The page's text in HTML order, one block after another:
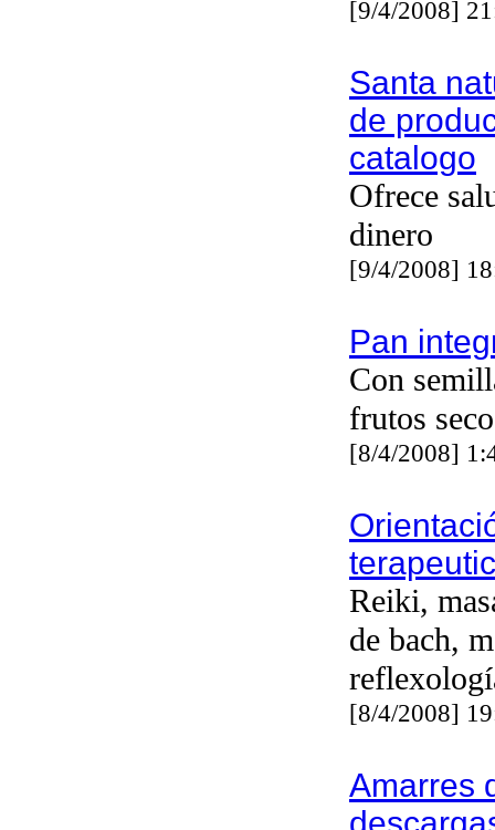
[9/4/2008]
Santa
de
catalogo
Ofrece
dinero
[9/4/2008]
Pan
Con
frutos
[8/4/2008]
Reiki,
de bach,
[8/4/2008]
Amarres